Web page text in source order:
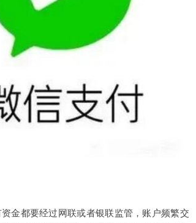
金都要经过网联或者银联监管，账户频繁交